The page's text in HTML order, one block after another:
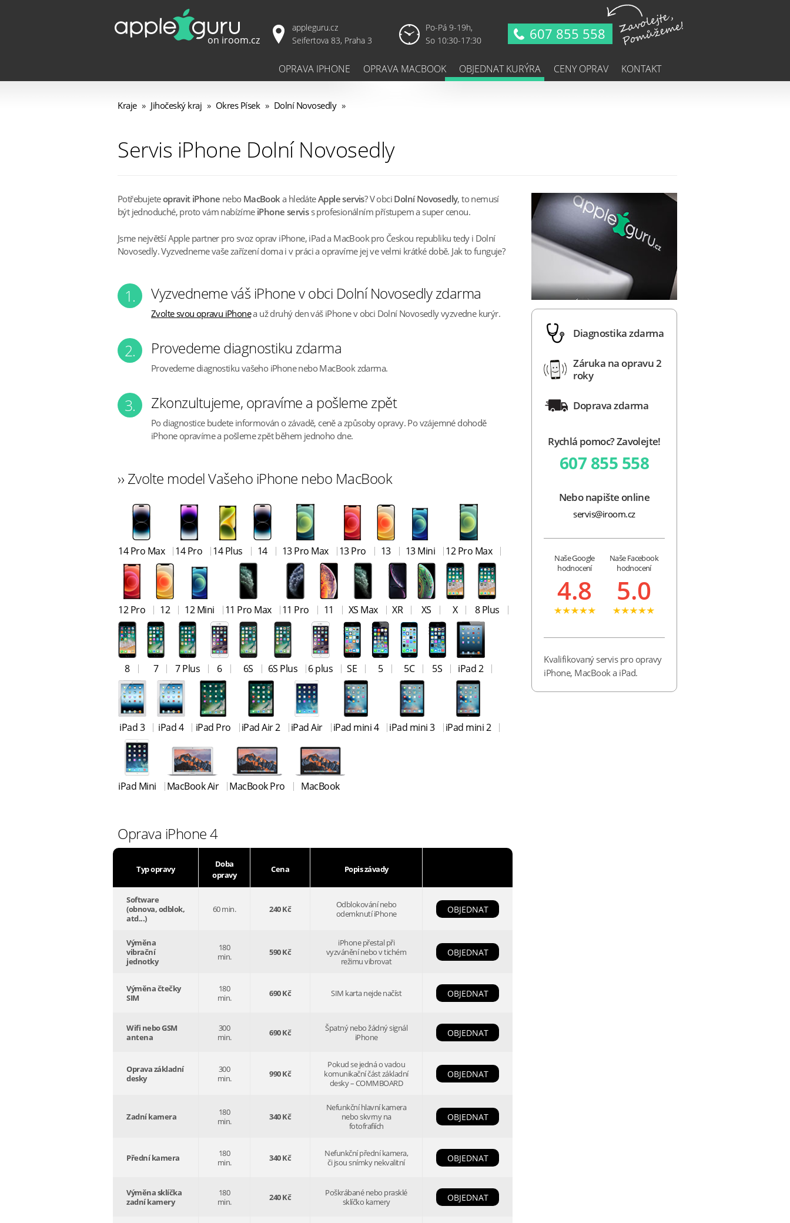
appleguru.cz
Seifertova 83, Praha 3
Po-Pá 9-19h,
So 10:30-17:30
607 855 558
OPRAVA IPHONE OPRAVA MACBOOK OBJEDNAT KURÝRA CENY OPRAV KONTAKT
Kraje » Jihočeský kraj » Okres Písek » Dolní Novosedly »
Servis iPhone Dolní Novosedly
Potřebujeteopravit iPhone neboMacBooka hledáteApple servis? V obciDolní Novosedly, to nemusí
být jednoduché, proto vám nabízímeiPhone serviss profesionálním přístupem a super cenou.
Jsme největší Apple partner pro svoz oprav iPhone, iPad a MacBook pro Českou republiku tedy i Dolní
Novosedly. Vyzvedneme vaše zařízení doma i v práci a opravíme jej ve velmi krátké době. Jak to funguje?
1. Vyzvedneme váš iPhone v obci Dolní Novosedly zdarma
Zvolte svou opravu iPhonea už druhý den váš iPhone v obci Dolní Novosedly vyzvedne kurýr.
2. Provedeme diagnostiku zdarma
Provedeme diagnostiku vašeho iPhone nebo MacBook zdarma.
3. Zkonzultujeme, opravíme a pošleme zpět
Po diagnostice budete informován o závadě, ceně a způsoby opravy. Po vzájemné dohodě
iPhone opravíme a pošleme zpět během jednoho dne.
›› Zvolte model Vašeho iPhone nebo MacBook
14 Pro Max 14 Pro 14 Plus 14 13 Pro Max 13 Pro 13 13 Mini 12 Pro Max
12 Pro 12 12 Mini 11 Pro Max 11 Pro 11 XS Max XR XS X 8 Plus
8 7 7 Plus 6 6S 6S Plus 6 plus SE 5 5C 5S iPad 2
iPad 3 iPad 4 iPad Pro iPad Air 2 iPad Air iPad mini 4 iPad mini 3 iPad mini 2
iPad Mini MacBook Air MacBook Pro MacBook
Oprava iPhone 4
Typ opravy
Doba
opravy
Cena Popis závady
Software
(obnova, odblok,
atd...)
60 min. 240 Kč
Odblokování nebo
odemknutí iPhone
OBJEDNAT
Výměna
vibrační
jednotky
180
min.
590 Kč
iPhone přestal při
vyzvánění nebo v tichém
režimu vibrovat
OBJEDNAT
Výměna čtečky
SIM
180
min.
690 Kč SIM karta nejde načíst OBJEDNAT
Wifi nebo GSM
antena
300
min.
690 Kč
Špatný nebo žádný signál
iPhone
OBJEDNAT
Oprava základní
desky
300
min.
990 Kč
Pokud se jedná o vadou
komunikační část základní
desky – COMMBOARD
OBJEDNAT
Zadní kamera
180
min.
340 Kč
Nefunkční hlavní kamera
nebo skvrny na
fotofrafiích
OBJEDNAT
Přední kamera
180
min.
340 Kč
Nefunkční přední kamera,
či jsou snímky nekvalitní
OBJEDNAT
Výměna sklíčka
zadní kamery
180
min.
240 Kč
Poškrábané nebo prasklé
sklíčko kamery
OBJEDNAT
Diagnostika zdarma
Záruka na opravu 2
roky
Doprava zdarma
Rychlá pomoc? Zavolejte!
607 855 558
Nebo napište online
servis@iroom.cz
Naše Google
hodnocení
4.8
Naše Facebook
hodnocení
5.0
Kvalifikovaný servis pro opravy
iPhone, MacBook a iPad.